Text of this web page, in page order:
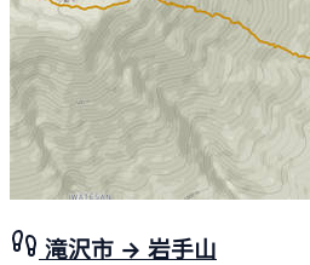
滝沢市 → 岩手山